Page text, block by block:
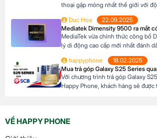
thoại gập mỏng nhất thế giới với
lượng 217g, pin dung lượng lớn
AI tiên tiến, Honor Magic V5 định
flagship […]
Duc Hoa
22.09.2025
Mediatek Dimensity 9500 ra mắt
MediaTek vừa chính thức công bố
lý di động cao cấp mới nhất đánh
trọng trong dòng sản phẩm
trúc tiên tiến và các tối ưu hóa tập
hiệu quả năng lượng cùng trí tuệ
happyphone
18.02.2025
Mua trả góp Galaxy S25 Series
Với chương trình trả góp Galaxy
Happy Phone, khách hàng sẽ được
VỀ HAPPY PHONE